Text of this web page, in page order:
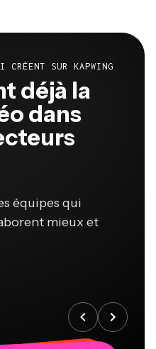
CRÉENT SUR KAPWING
déjà la
dans
équipes qui
mieux et